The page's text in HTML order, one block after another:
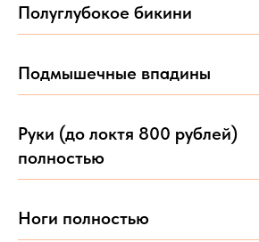
Полуглубокое бикини
Подмышечные впадины
Руки (до локтя 800 рублей)
полностью
Ноги полностью